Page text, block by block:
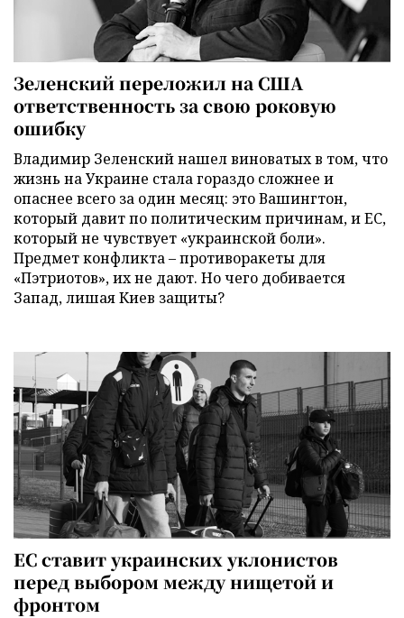
Зеленский переложил на США
ответственность за свою роковую
ошибку
Владимир Зеленский нашел виноватых в том, что
жизнь на Украине стала гораздо сложнее и
опаснее всего за один месяц: это Вашингтон,
который давит по политическим причинам, и ЕС,
который не чувствует «украинской боли».
Предмет конфликта – противоракеты для
«Пэтриотов», их не дают. Но чего добивается
Запад, лишая Киев защиты?
ЕС ставит украинских уклонистов
перед выбором между нищетой и
фронтом